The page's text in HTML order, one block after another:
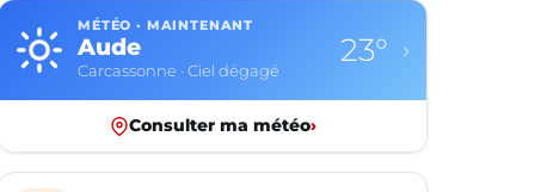
MÉTÉO · MAINTENANT
Aude
Carcassonne · Ciel dégagé
23° ›
Consulter ma météo›